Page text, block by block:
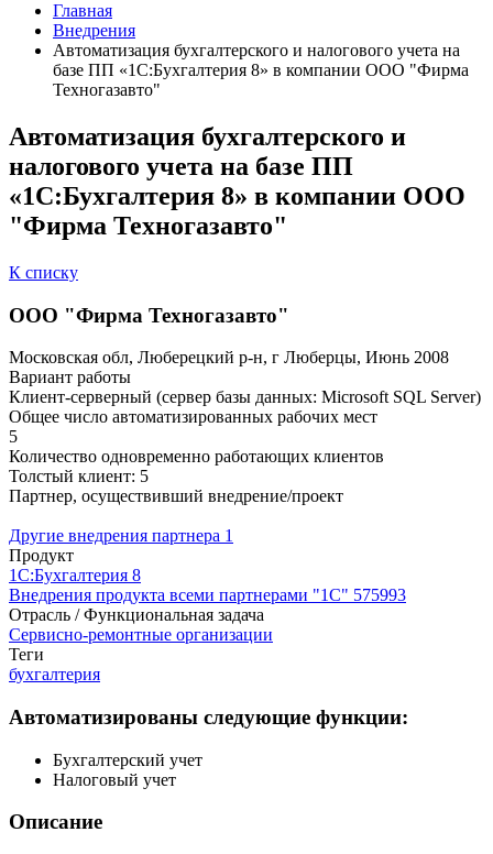
Главная
Внедрения
Автоматизация бухгалтерского и налогового учета на
базе ПП «1С:Бухгалтерия 8» в компании ООО "Фирма
Техногазавто"
Автоматизация бухгалтерского и
налогового учета на базе ПП
«1С:Бухгалтерия 8» в компании ООО
"Фирма Техногазавто"
К списку
ООО "Фирма Техногазавто"
Московская обл, Люберецкий р-н, г Люберцы, Июнь 2008
Вариант работы
Клиент-серверный (сервер базы данных: Microsoft SQL Server)
Общее число автоматизированных рабочих мест
5
Количество одновременно работающих клиентов
Толстый клиент: 5
Партнер, осуществивший внедрение/проект
Другие внедрения партнера 1
Продукт
1С:Бухгалтерия 8
Внедрения продукта всеми партнерами "1С" 575993
Отрасль / Функциональная задача
Сервисно-ремонтные организации
Теги
бухгалтерия
Автоматизированы следующие функции:
Бухгалтерский учет
Налоговый учет
Описание